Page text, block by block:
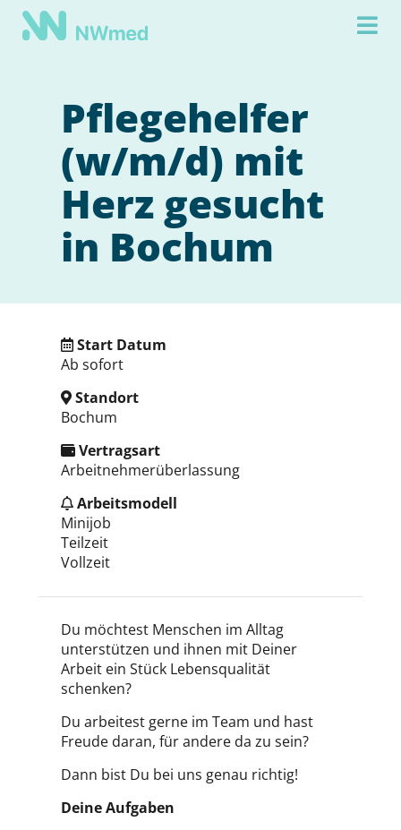
Pflegehelfer
(w/m/d) mit
Herz gesucht
in Bochum
Start Datum
Ab sofort
Standort
Bochum
Vertragsart
Arbeitnehmerüberlassung
Arbeitsmodell
Minijob
Teilzeit
Vollzeit
Du möchtest Menschen im Alltag
unterstützen und ihnen mit Deiner
Arbeit ein Stück Lebensqualität
schenken?
Du arbeitest gerne im Team und hast
Freude daran, für andere da zu sein?
Dann bist Du bei uns genau richtig!
Deine Aufgaben